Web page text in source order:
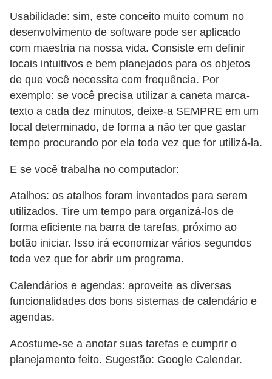
Usabilidade: sim, este conceito muito comum no
desenvolvimento de software pode ser aplicado
com maestria na nossa vida. Consiste em definir
locais intuitivos e bem planejados para os objetos
de que você necessita com frequência. Por
exemplo: se você precisa utilizar a caneta marca-
texto a cada dez minutos, deixe-a SEMPRE em um
local determinado, de forma a não ter que gastar
tempo procurando por ela toda vez que for utilizá-la.
E se você trabalha no computador:
Atalhos: os atalhos foram inventados para serem
utilizados. Tire um tempo para organizá-los de
forma eficiente na barra de tarefas, próximo ao
botão iniciar. Isso irá economizar vários segundos
toda vez que for abrir um programa.
Calendários e agendas: aproveite as diversas
funcionalidades dos bons sistemas de calendário e
agendas.
Acostume-se a anotar suas tarefas e cumprir o
planejamento feito. Sugestão: Google Calendar.
D
i
n
h
e
i
r
o
G
e
r
a
l
l
u
s
ã
o